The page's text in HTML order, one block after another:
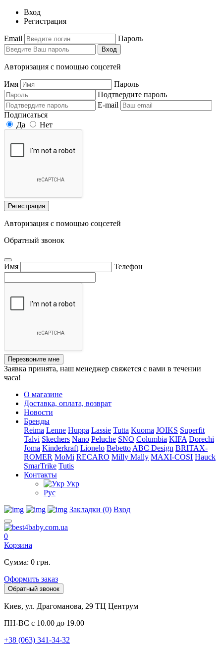
Вход
Регистрация
Email Пароль
Вход
Авторизация с помощью соцсетей
Имя
Пароль
Подтвердите пароль
E-mail
Подписаться
Да
Нет
Регистрация
Авторизация с помощью соцсетей
Обратный звонок
Имя Телефон
Перезвоните мне
Заявка принята, наш менеджер свяжется с вами в течении
часа!
О магазине
Доставка, оплата, возврат
Новости
Бренды
Reima Lenne Huppa Lassie Tutta Kuoma JOIKS Superfit
Talvi Skechers Nano Peluche SNO Columbia KIFA Dorechi
Joma Kinderkraft Lionelo Bebetto ABC Design BRITAX-
ROMER MoMi RECARO Milly Mally MAXI-COSI Hauck
SmarTrike Tutis
Контакты
Укр
Рус
Закладки (0) Вход
0
Корзина
Сумма: 0 грн.
Оформить заказ
Обратный звонок
Киев, ул. Драгоманова, 29 ТЦ Центрум
ПН-ВС с 10.00 до 19.00
+38 (063) 341-34-32